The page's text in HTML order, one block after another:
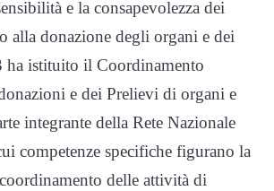
e la consapevolezza dei
alla donazione degli organi e dei
ha istituito il Coordinamento
e dei Prelievi di organi e
integrante della Rete Nazionale
competenze specifiche figurano la
delle attività di